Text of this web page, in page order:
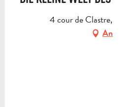
4 cour de Clastre,
Anfahrt